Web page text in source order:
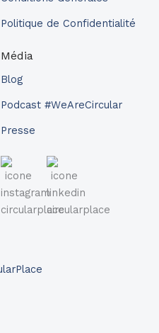
Politique de Confidentialité
Média
Blog
Podcast #WeAreCircular
Presse